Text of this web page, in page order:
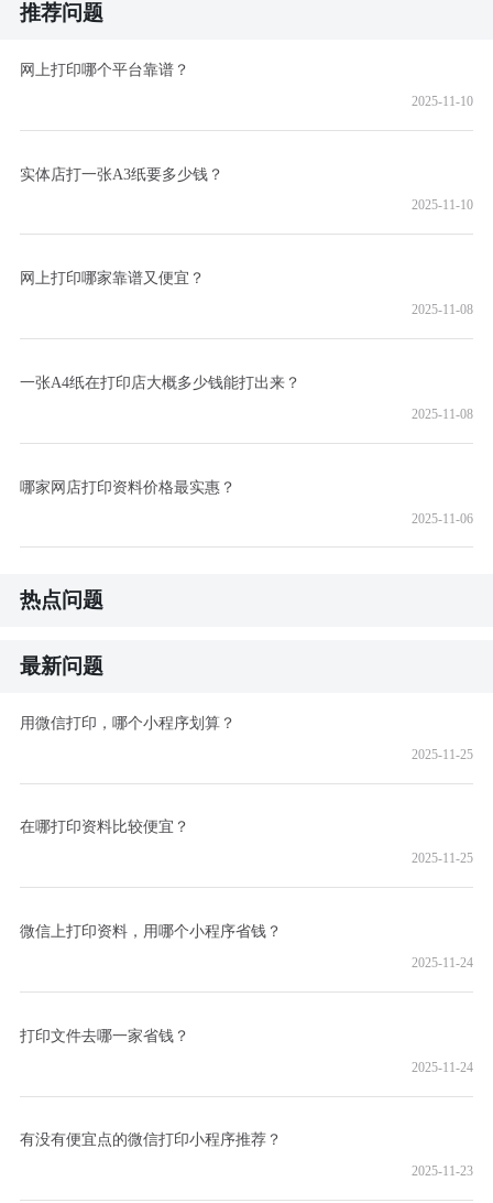
推荐问题
网上打印哪个平台靠谱？
2025-11-10
实体店打一张A3纸要多少钱？
2025-11-10
网上打印哪家靠谱又便宜？
2025-11-08
一张A4纸在打印店大概多少钱能打出来？
2025-11-08
哪家网店打印资料价格最实惠？
2025-11-06
热点问题
最新问题
用微信打印，哪个小程序划算？
2025-11-25
在哪打印资料比较便宜？
2025-11-25
微信上打印资料，用哪个小程序省钱？
2025-11-24
打印文件去哪一家省钱？
2025-11-24
有没有便宜点的微信打印小程序推荐？
2025-11-23